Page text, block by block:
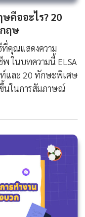
คืออะไร? 20
ฤษ
ที่คุณแสดงความ
ในบทความนี้ ELSA
ท์และ 20 ทักษะพิเศษ
นในการสัมภาษณ์